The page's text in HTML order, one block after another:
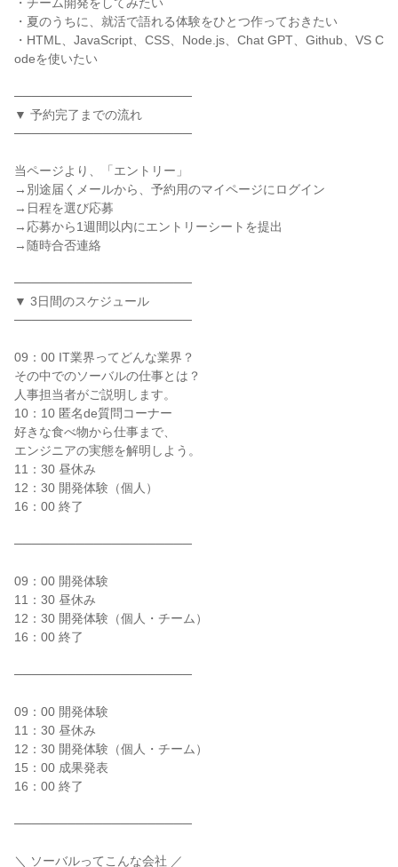
・夏のうちに、就活で語れる体験をひとつ作っておきたい
・HTML、JavaScript、CSS、Node.js、Chat GPT、Github、VS C
odeを使いたい
────────────────────
▼ 予約完了までの流れ
────────────────────
当ページより、「エントリー」
→別途届くメールから、予約用のマイページにログイン
→日程を選び応募
→応募から1週間以内にエントリーシートを提出
→随時合否連絡
────────────────────
▼ 3日間のスケジュール
────────────────────
09：00 IT業界ってどんな業界？
その中でのソーバルの仕事とは？
人事担当者がご説明します。
10：10 匿名de質問コーナー
好きな食べ物から仕事まで、
エンジニアの実態を解明しよう。
11：30 昼休み
12：30 開発体験（個人）
16：00 終了
────────────────────
09：00 開発体験
11：30 昼休み
12：30 開発体験（個人・チーム）
16：00 終了
────────────────────
09：00 開発体験
11：30 昼休み
12：30 開発体験（個人・チーム）
15：00 成果発表
16：00 終了
────────────────────
＼ ソーバルってこんな会社 ／